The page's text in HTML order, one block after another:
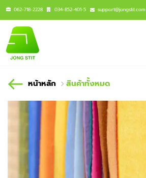
062-718-2228 034-852-401-5 support@jongstit.com
หน้าหลัก สินค้าทั้งหมด